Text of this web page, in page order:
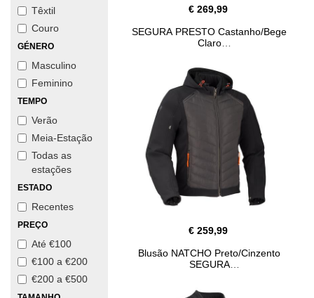
Têxtil
Couro
GÉNERO
Masculino
Feminino
TEMPO
Verão
Meia-Estação
Todas as
estações
ESTADO
Recentes
PREÇO
Até €100
€100 a €200
€200 a €500
€ 269,99
SEGURA PRESTO Castanho/Bege
Claro
€ 259,99
Blusão NATCHO Preto/Cinzento
SEGURA